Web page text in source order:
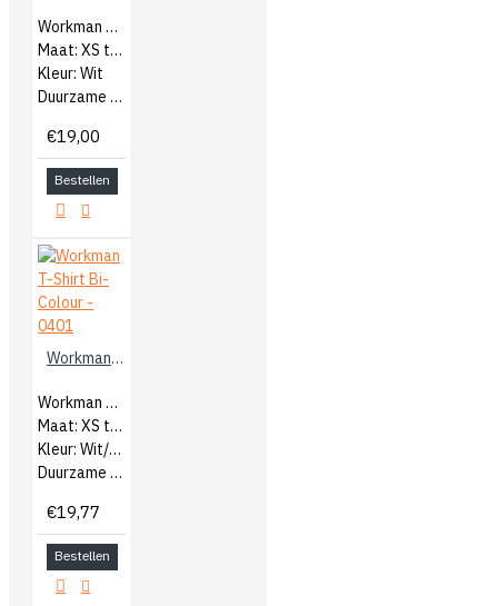
Workman Heren T-Shirt Longsleeve
Maat: XS t/m 5XL
Kleur: Wit
Duurzame kwaliteit katoen
€19,00
Bestellen
Workman T-Shirt Bi-Colour - 0401
Workman Heren T-Shirt Bi-Colour
Maat: XS t/m 5XL
Kleur: Wit/Navy
Duurzame kwaliteit katoen
€19,77
Bestellen